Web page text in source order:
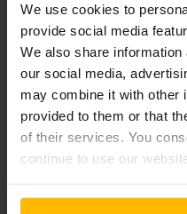
We use cookies to
provide social media
We also share
our social media,
may combine it with other
provided to them or that
of their services. You
continue to use our
trasu. Tým sa šetrí čas a
dokončená objednávka cez
prenesie späť do systému
mieste viac nie je potrebné
možné implementovať bez
Optimálna
Co, bol ohromený